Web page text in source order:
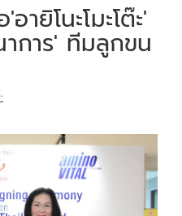
ยิโนะโมะโต๊ะ'
าการ' ทีมลูกขน